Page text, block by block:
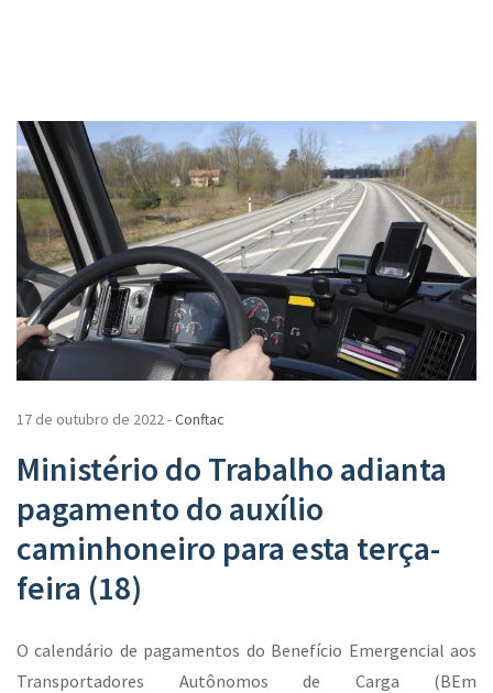
17 de outubro de 2022 -Conftac
Ministério do Trabalho adianta
pagamento do auxílio
caminhoneiro para esta terça-
feira (18)
O calendário de pagamentos do Benefício Emergencial aos
Transportadores Autônomos de Carga (BEm